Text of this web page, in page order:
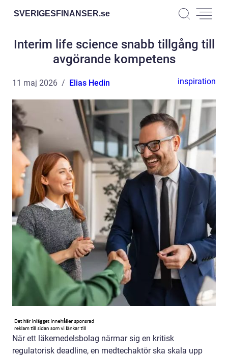
SVERIGESFINANSER.se
Interim life science snabb tillgång till
avgörande kompetens
11 maj 2026 Elias Hedin inspiration
När ett läkemedelsbolag närmar sig en kritisk
regulatorisk deadline, en medtechaktör ska skala upp